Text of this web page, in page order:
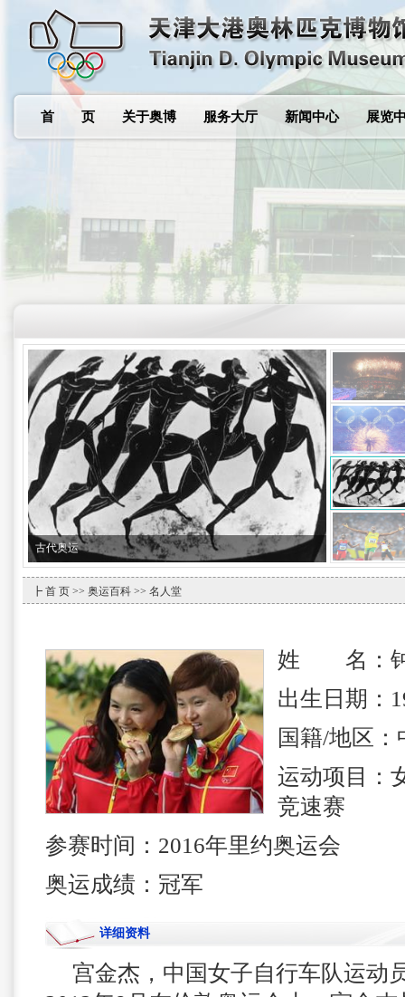
首 页 关于奥博 服务大厅 新闻中心 展览
古代奥运
┣ 首 页 >> 奥运百科 >> 名人堂
姓 名：钟
出生日期：
国籍/地区：
运动项目：
竞速赛
参赛时间：2016年里约奥运会
奥运成绩：冠军
详细资料
宫金杰，中国女子自行车队运动